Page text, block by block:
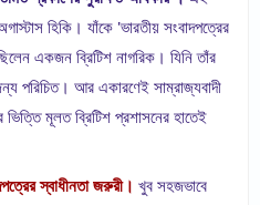
হিকি। যাঁকে 'ভারতীয় সংবাদপত্রের
একজন ব্রিটিশ নাগরিক। যিনি তাঁর
পরিচিত। আর একারণেই সাম্রাজ্যবাদী
ভিত্তি মূলত ব্রিটিশ প্রশাসনের হাতেই
স্বাধীনতা জরুরী। খুব সহজভাবে